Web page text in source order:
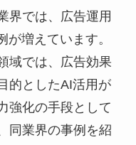
界では、広告運用
増えています。
域では、広告効果
的としたAI活用が
強化の手段として
同業界の事例を紹